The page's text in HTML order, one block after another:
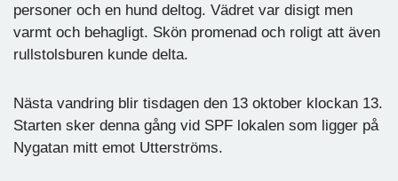
personer och en hund deltog. Vädret var disigt men
varmt och behagligt. Skön promenad och roligt att även
rullstolsburen kunde delta.
Nästa vandring blir tisdagen den 13 oktober klockan 13.
Starten sker denna gång vid SPF lokalen som ligger på
Nygatan mitt emot Utterströms.